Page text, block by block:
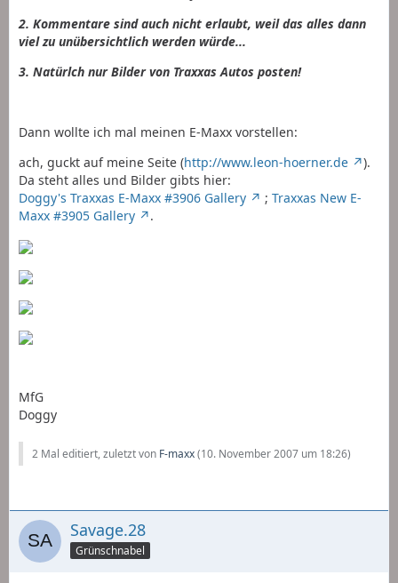
2. Kommentare sind auch nicht erlaubt, weil das alles dann
viel zu unübersichtlich werden würde...
3. Natürlch nur Bilder von Traxxas Autos posten!
Dann wollte ich mal meinen E-Maxx vorstellen:
ach, guckt auf meine Seite (http://www.leon-hoerner.de
).
Da steht alles und Bilder gibts hier:
Doggy's Traxxas E-Maxx #3906 Gallery
; Traxxas New E-
Maxx #3905 Gallery
.
MfG
Doggy
2 Mal editiert, zuletzt von F-maxx(10. November 2007 um 18:26)
Savage.28
Grünschnabel